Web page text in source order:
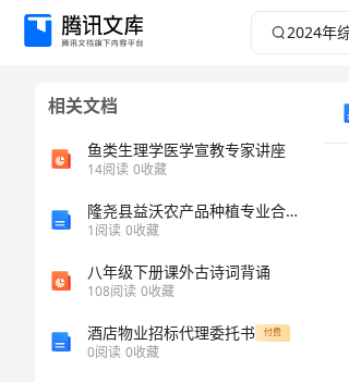
2024
相关文档
鱼类生理学医学宣教专家讲座
14阅读 0收藏
隆尧县益沃农产品种植专业合作社介绍企业发展分析报告
1阅读 0收藏
八年级下册课外古诗词背诵
108阅读 0收藏
酒店物业招标代理委托书 付费
0阅读 0收藏